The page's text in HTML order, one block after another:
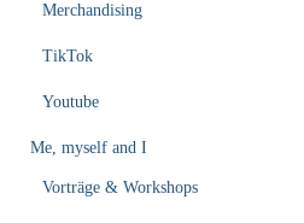
Merchandising
TikTok
Youtube
Me, myself and I
Vorträge & Workshops